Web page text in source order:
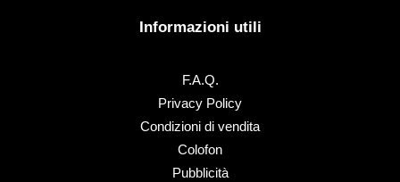
Informazioni utili
F.A.Q.
Privacy Policy
Condizioni di vendita
Colofon
Pubblicità